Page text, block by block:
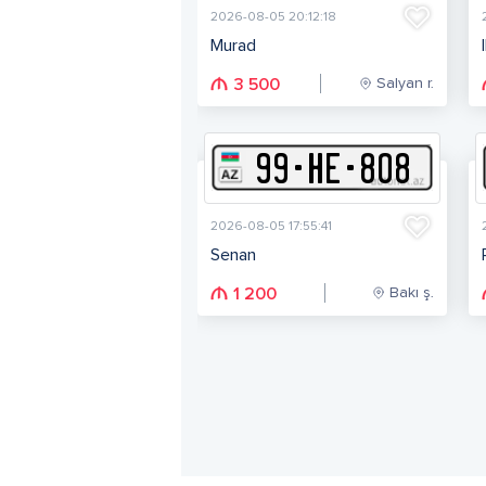
2026-08-05 20:12:18
Murad
3 500 Salyan r.
99-HE-808
2026-08-05 17:55:41
Senan
1 200 Bakı ş.